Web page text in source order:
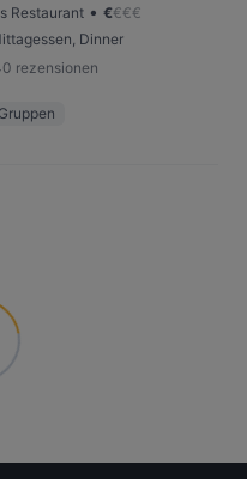
Restaurant • €€€€
Dinner
rezensionen
Gruppen